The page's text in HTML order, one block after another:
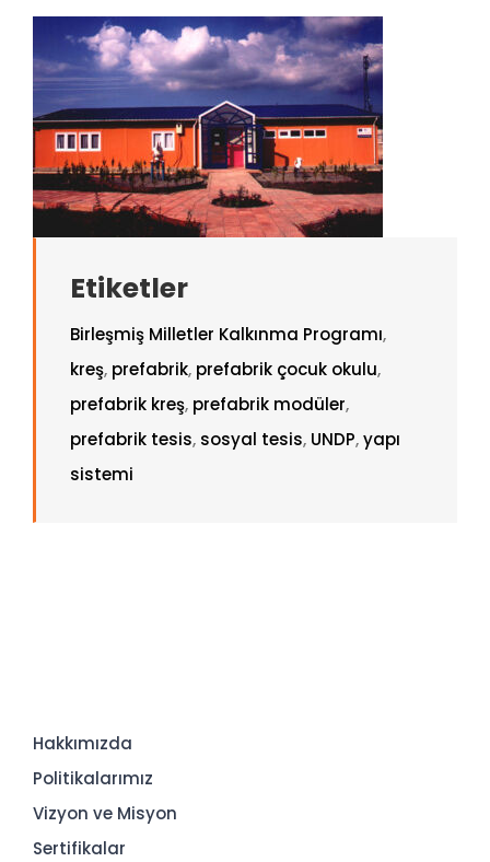
Etiketler
Birleşmiş Milletler Kalkınma Programı,
kreş, prefabrik, prefabrik çocuk okulu,
prefabrik kreş, prefabrik modüler,
prefabrik tesis, sosyal tesis, UNDP,yapı
sistemi
Hakkımızda
Politikalarımız
Vizyon ve Misyon
Sertifikalar